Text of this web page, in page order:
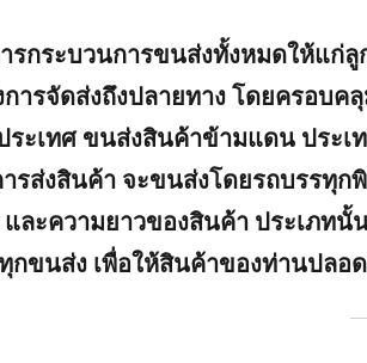
รกระบวนการขนส่งทั้งหมดให้แก่
การจัดส่งถึงปลายทาง โดยครอบ
ระเทศ ขนส่งสินค้าข้ามแดน ประ
รส่งสินค้า จะขนส่งโดยรถบรรทุก
ละความยาวของสินค้า ประเภทนั้
กขนส่ง เพื่อให้สินค้าของท่านปลอ